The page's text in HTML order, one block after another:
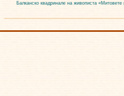
Балканско квадринале на живописта